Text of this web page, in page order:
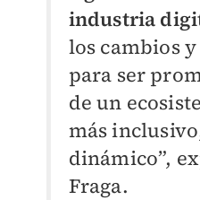
industria
los cambios
para ser
de un
más
dinámico”,
Fraga.